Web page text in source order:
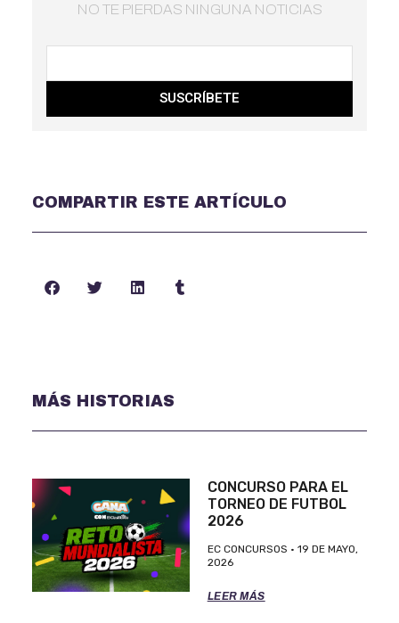
NO TE PIERDAS NINGUNA NOTICIAS
SUSCRÍBETE
COMPARTIR ESTE ARTÍCULO
MÁS HISTORIAS
CONCURSO PARA EL
TORNEO DE FUTBOL
2026
EC CONCURSOS
19 DE MAYO,
2026
LEER MÁS